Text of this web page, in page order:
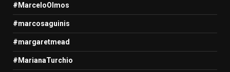
#MarceloOlmos
#marcosaguinis
#margaretmead
#MarianaTurchio